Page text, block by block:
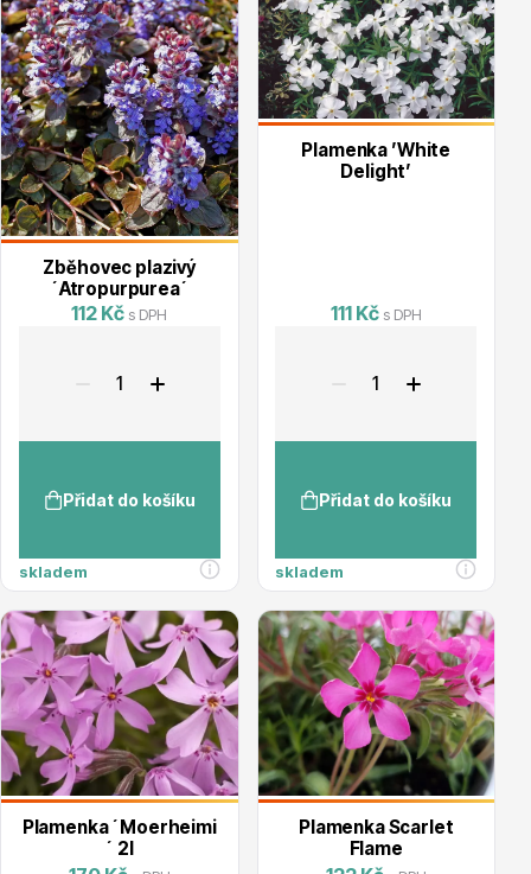
Cibuloviny
Postřiky, přípravky
Zběhovec plazivý
´Atropurpurea´
112 Kč s DPH
Přidat do košíku
skladem
Plamenka ’White
Delight’
111 Kč s DPH
Přidat do košíku
skladem
Plamenka ´Moerheimi
´ 2l
Plamenka Scarlet
Flame